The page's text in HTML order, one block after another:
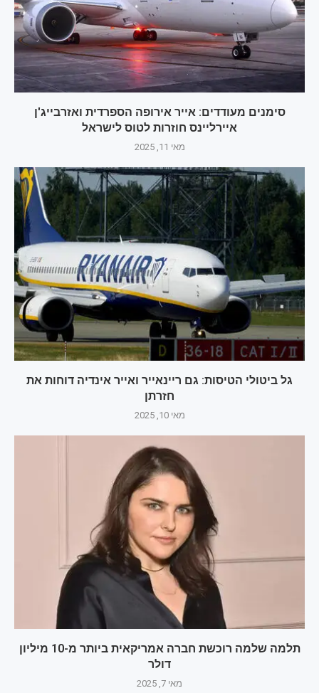
סימנים מעודדים: אייר אירופה הספרדית ואזרבייג'ן
איירליינס חוזרות לטוס לישראל
מאי 11, 2025
גל ביטולי הטיסות: גם ריינאייר ואייר אינדיה דוחות את
חזרתן
מאי 10, 2025
תלמה שלמה רוכשת חברה אמריקאית ביותר מ-10 מיליון
דולר
מאי 7, 2025